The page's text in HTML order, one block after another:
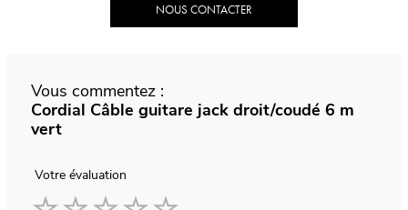
NOUS CONTACTER
Vous commentez :
Cordial Câble guitare jack droit/coudé 6 m
vert
Votre évaluation